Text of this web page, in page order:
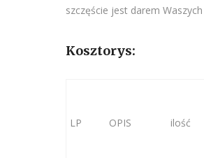
szczęście jest darem Waszych
Kosztorys:
LP OPIS ilość